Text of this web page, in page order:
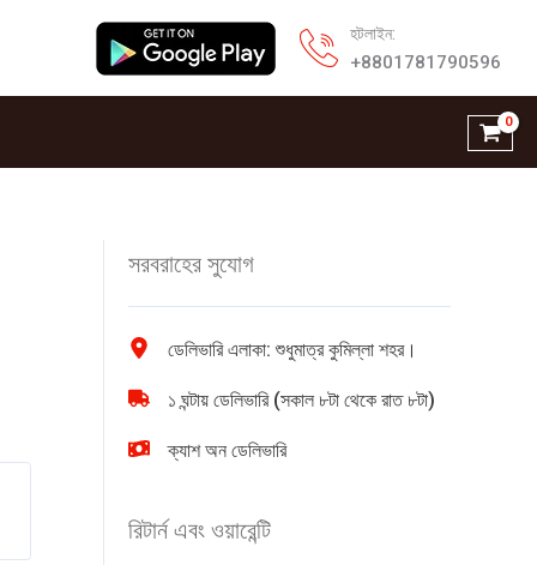
হটলাইন:
+8801781790596
সরবরাহের সুযোগ
ডেলিভারি এলাকা: শুধুমাত্র কুমিল্লা শহর।
১ ঘন্টায় ডেলিভারি (সকাল ৮টা থেকে রাত ৮টা)
ক্যাশ অন ডেলিভারি
রিটার্ন এবং ওয়ারেন্টি